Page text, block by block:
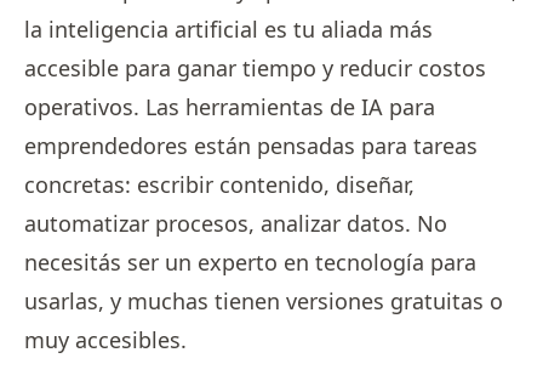
la inteligencia artificial es tu aliada más
accesible para ganar tiempo y reducir costos
operativos. Las herramientas de IA para
emprendedores están pensadas para tareas
concretas: escribir contenido, diseñar,
automatizar procesos, analizar datos. No
necesitás ser un experto en tecnología para
usarlas, y muchas tienen versiones gratuitas o
muy accesibles.